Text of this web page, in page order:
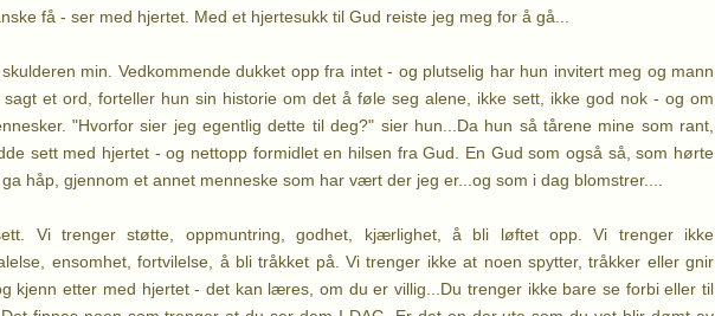
få - ser med hjertet. Med et hjertesukk til Gud reiste jeg meg for å gå...
min. Vedkommende dukket opp fra intet - og plutselig har hun invitert meg og mann
et ord, forteller hun sin historie om det å føle seg alene, ikke sett, ikke god nok - og om
"Hvorfor sier jeg egentlig dette til deg?" sier hun...Da hun så tårene mine som rant,
sett med hjertet - og nettopp formidlet en hilsen fra Gud. En Gud som også så, som hørte
håp, gjennom et annet menneske som har vært der jeg er...og som i dag blomstrer....
Vi trenger støtte, oppmuntring, godhet, kjærlighet, å bli løftet opp. Vi trenger ikke
ensomhet, fortvilelse, å bli tråkket på. Vi trenger ikke at noen spytter, tråkker eller gnir
kjenn etter med hjertet - det kan læres, om du er villig...Du trenger ikke bare se forbi eller til